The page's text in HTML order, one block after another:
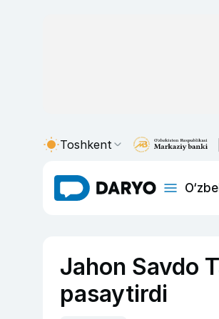
Toshkent
Jahon Savdo
pasaytirdi